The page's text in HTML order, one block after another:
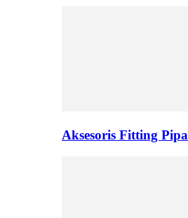
Aksesoris Fitting Pipa